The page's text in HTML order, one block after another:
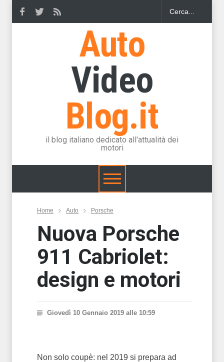
Auto
Video
Blog.it
il blog italiano dedicato all'attualità dei
motori
Home Auto Porsche
Nuova Porsche
911 Cabriolet:
design e motori
Giovedì 10 Gennaio 2019 alle 10:59
Non solo coupè: nel 2019 si prepara ad